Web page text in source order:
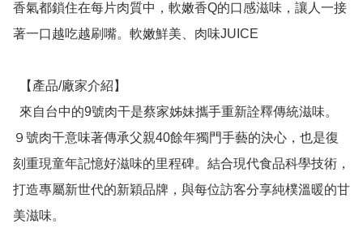
香氣都鎖住在每片肉質中，軟嫩香Q的口感滋味，讓人一接
著一口越吃越刷嘴。軟嫩鮮美、肉味JUICE
９號肉干意味著傳承父親40餘年獨門手藝的決心，也是復
刻重現童年記憶好滋味的里程碑。結合現代食品科學技術，
打造專屬新世代的新穎品牌，與每位訪客分享純樸溫暖的甘
美滋味。